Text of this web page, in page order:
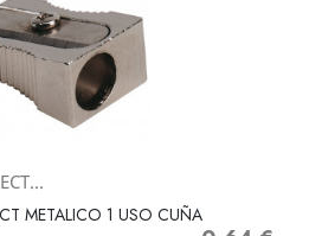
METALICO 1 USO CUÑA